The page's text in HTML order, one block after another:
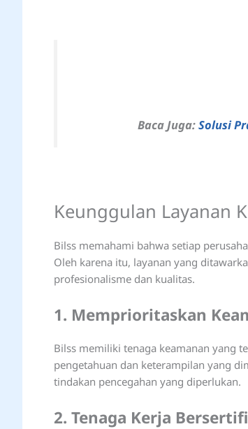
Baca Juga:Solusi
Keunggulan Layanan
Bilss memahami bahwa setiap
Oleh karena itu, layanan yang
profesionalisme dan kualitas.
1. Memprioritaskan
Bilss memiliki tenaga keamanan yang
pengetahuan dan keterampilan yang
tindakan pencegahan yang diperlukan.
2. Tenaga Kerja